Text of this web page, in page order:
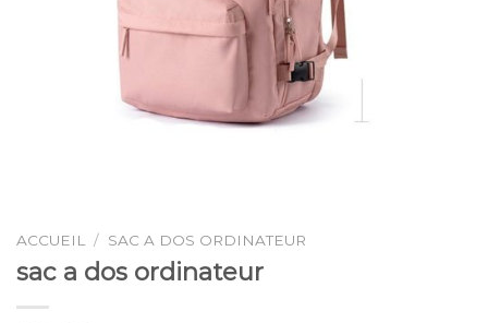
ACCUEIL / SAC A DOS ORDINATEUR
sac a dos ordinateur